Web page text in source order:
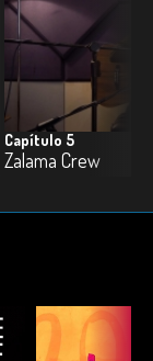
Capítulo 5
Zalama Crew